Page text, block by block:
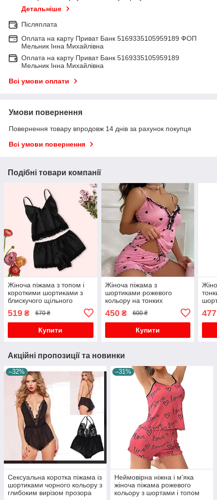
Детальніше
Післяплата
Оплата на карту Приват Банк 5169335105959189 ФОП
Мельник Інна Михайлівна
Оплата на карту Приват Банк 5169335105959189
Мельник Інна Михайлівна
Всі умови оплати
Умови повернення
Повернення товару впродовж 14 днів за рахунок покупця
Всі умови повернення
Подібні товари компанії
Жіноча піжама з топом і
короткими шортиками з
блискучого щільного
519 ₴ 670 ₴
Купити
Жіноча піжама з
шортиками рожевого
кольору на тонких
450₴ 600 ₴
Купити
477
Акційні пропозиції та новинки
–32%
Сексуальна коротка піжама із
шортиками чорного кольору з
глибоким вирізом прозора
–31%
Неймовірна ніжна і м'яка
жіноча піжама рожевого
кольору з шортами і топом